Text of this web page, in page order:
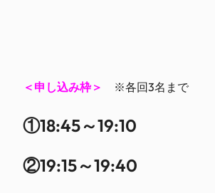
＜申し込み枠＞ ※各回3名まで
①18:45～19:10
②19:15～19:40